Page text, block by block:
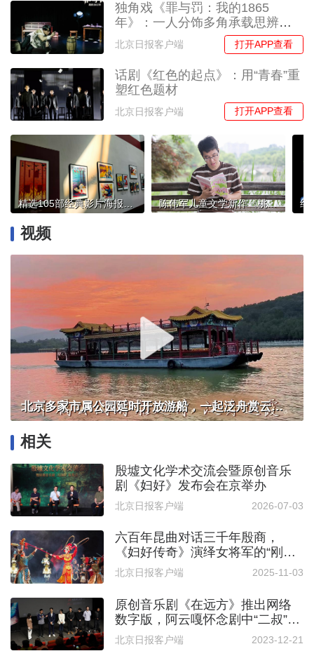
独角戏《罪与罚：我的1865
年》：一人分饰多角承载思辨重
量
北京日报客户端 打开APP查看
话剧《红色的起点》：用“青春”重
塑红色题材
北京日报客户端 打开APP查看
精选105部经典影片海报，中国电影博物馆展览上新 陈伟军儿童文学新作《桃花朵朵》出版，以儿童视角描摹乡村蝶变图景
视频
北京多家市属公园延时开放游船，一起泛舟赏云霞！
相关
殷墟文化学术交流会暨原创音乐
剧《妇好》发布会在京举办
北京日报客户端 2026-07-03
六百年昆曲对话三千年殷商，
《妇好传奇》演绎女将军的“刚与
柔”
北京日报客户端 2025-11-03
原创音乐剧《在远方》推出网络
数字版，阿云嘎怀念剧中“二叔”一
度哽咽
北京日报客户端 2023-12-21